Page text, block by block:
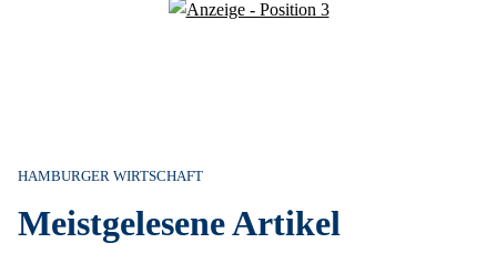
HAMBURGER WIRTSCHAFT
Meistgelesene Artikel